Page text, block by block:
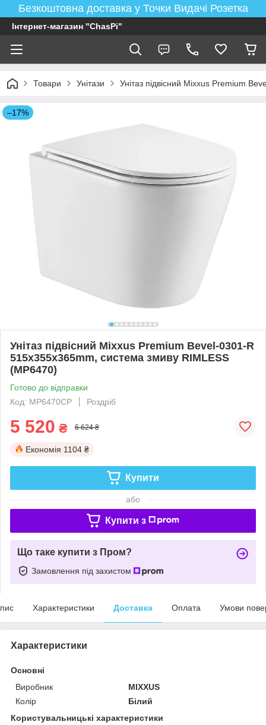
Безкоштовна доставка у Точки Видачі Розетка
Інтернет-магазин "ChasPi"
Товари Унітази Унітаз підвісний Mixxus Premium
–17%
Унітаз підвісний Mixxus Premium Bevel-0301-R
515x355x365mm, система змиву RIMLESS
(MP6470)
Готово до відправки
Код: MP6470CP
Роздріб
5 520 ₴ 6 624 ₴
Економія 1104 ₴
Купити
або
Купити з
Що таке купити з Пром?
Замовлення під захистом
Характеристики Доставка Оплата Умови
Характеристики
Основні
Виробник
MIXXUS
Колір
Білий
Користувальницькі характеристики